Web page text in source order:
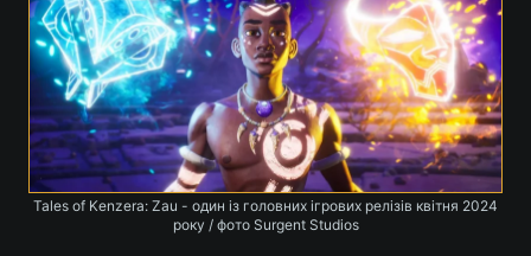
Tales of Kenzera: Zau - один із головних ігрових релізів квітня 2024
року / фото Surgent Studios